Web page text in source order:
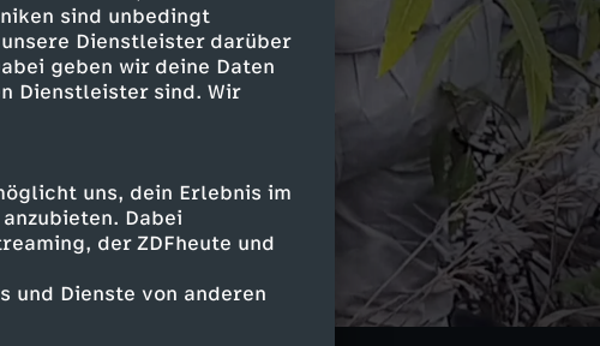
sind unbedingt
Dienstleister darüber
geben wir deine Daten
Dienstleister sind. Wir
uns, dein Erlebnis im
Dabei
der ZDFheute und
und Dienste von anderen